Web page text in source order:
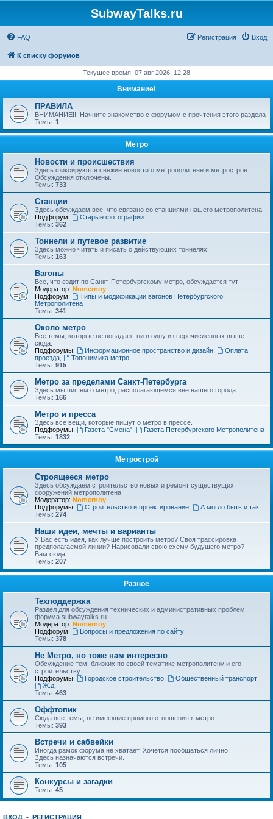
SubwayTalks.ru
FAQ Вход
Регистрация
К списку форумов
Текущее время: 07 авг 2026, 12:28
Внимание!
ПРАВИЛА
ВНИМАНИЕ!!! Начните знакомство с форумом с прочтения этого раздела
Темы: 1
Метро
Новости и происшествия
Здесь фиксируются свежие новости о метрополитене и метрострое.
Обсуждения отключены.
Темы: 733
Станции
Здесь обсуждаем все, что связано со станциями нашего метрополитена
Подфорум:
Старые фотографии
Темы: 362
Тоннели и путевое развитие
Здесь можно читать и писать о действующих тоннелях
Темы: 163
Вагоны
Все, что ездит по Санкт-Петербургскому метро, обсуждается тут
Модератор: Nomernoy
Подфорум:
Типы и модификации вагонов Петербургского
Метрополитена
Темы: 341
Около метро
Все темы, которые не попадают ни в одну из перечисленных выше -
сюда.
Подфорумы:
Информационное пространство и дизайн,
Оплата
проезда
Топонимика метро
Темы: 915
Метро за пределами Санкт-Петербурга
Здесь мы пишем о метро, располагающемся вне нашего города
Темы: 166
Метро и пресса
Здесь все вещи, которые пишут о метро в прессе.
Подфорумы:
Газета "Смена",
Газета Петербургского Метрополитена
Темы: 1832
Метрострой
Строящееся метро
Здесь обсуждаем строительство новых и ремонт существущих
сооружений метрополитена .
Модератор: Nomernoy
Подфорумы:
Строительство и проектирование,
А могло быть и так...
Темы: 274
Наши идеи, мечты и варианты
У Вас есть идея, как лучше построить метро? Своя трассировка
предполагаемой линии? Нарисовали свою схему будущего метро?
Вам сюда!
Темы: 207
Разное
Техподдержка
Раздел для обсуждения технических и административных проблем
форума subwaytalks.ru
Модератор: Nomernoy
Подфорум:
Вопросы и предложения по сайту
Темы: 378
Не Метро, но тоже нам интересно
Обсуждение тем, близких по своей тематике метрополитену и его
строительству.
Подфорумы:
Городское строительство, Общественный транспорт,
Ж.д.
Темы: 463
Оффтопик
Сюда все темы, не имеющие прямого отношения к метро.
Темы: 393
Встречи и сабвейки
Иногда рамок форума не хватает. Хочется пообщаться лично.
Здесь назначаются встречи.
Темы: 105
Конкурсы и загадки
Темы: 45
ВХОД • РЕГИСТРАЦИЯ